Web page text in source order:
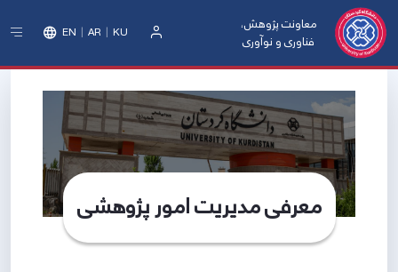
معاونت پژوهش،
فناوری و نوآوری
EN AR KU
معرفی مدیریت امور پژوهشی